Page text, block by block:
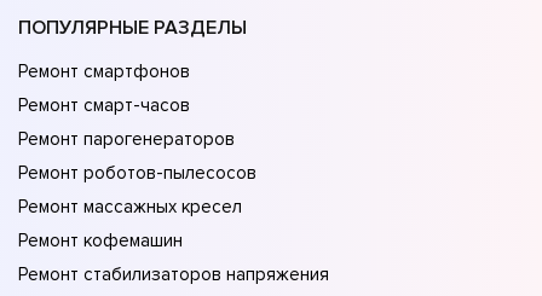
ПОПУЛЯРНЫЕ РАЗДЕЛЫ
Ремонт смартфонов
Ремонт смарт-часов
Ремонт парогенераторов
Ремонт роботов-пылесосов
Ремонт массажных кресел
Ремонт кофемашин
Ремонт стабилизаторов напряжения